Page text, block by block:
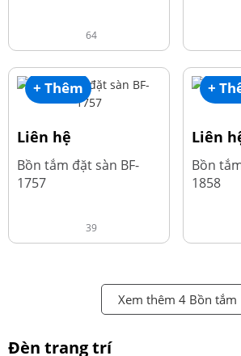
64
+ Thêm
Liên hệ
Bồn tắm đặt sàn BF-
1757
39
+
Liên
Bồn
1858
Xem thêm 4 Bồn tắm
Đèn trang trí